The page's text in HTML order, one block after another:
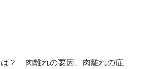
は？ 肉離れの要因、肉離れの症